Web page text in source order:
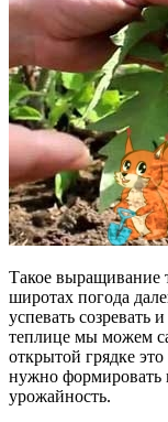
Такое выращивание
широтах погода
успевать
теплице мы можем
открытой грядке
нужно формировать
урожайность.